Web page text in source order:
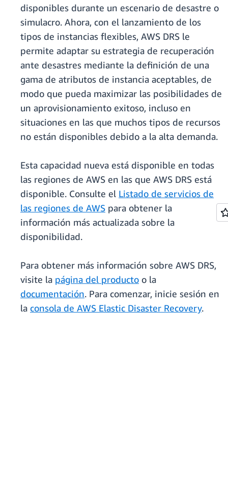
disponibles durante un escenario de desastre o
simulacro. Ahora, con el lanzamiento de los
tipos de instancias flexibles, AWS DRS le
permite adaptar su estrategia de recuperación
ante desastres mediante la definición de una
gama de atributos de instancia aceptables, de
modo que pueda maximizar las posibilidades de
un aprovisionamiento exitoso, incluso en
situaciones en las que muchos tipos de recursos
no están disponibles debido a la alta demanda.
Esta capacidad nueva está disponible en todas
las regiones de AWS en las que AWS DRS está
disponible. Consulte el Listado de servicios de
las regiones de AWS para obtener la
información más actualizada sobre la
disponibilidad.
Para obtener más información sobre AWS DRS,
visite la página del producto o la
documentación. Para comenzar, inicie sesión en
la consola de AWS Elastic Disaster Recovery.